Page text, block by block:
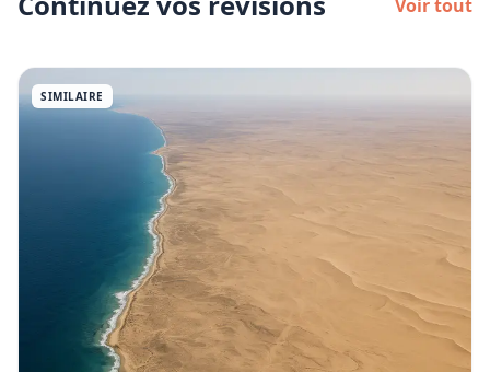
Voir tout
SIMILAIRE